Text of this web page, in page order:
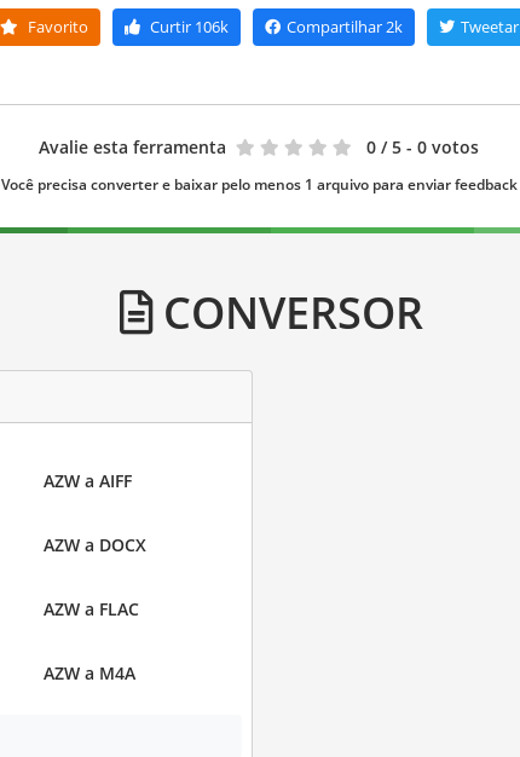
Favorito Curtir106k Compartilhar2k Tweetar
Avalie esta ferramenta 0 / 5 - 0 votos
Você precisa converter e baixar pelo menos 1 arquivo para enviar feedback
CONVERSOR
AZW a AIFF
AZW a DOCX
AZW a FLAC
AZW a M4A